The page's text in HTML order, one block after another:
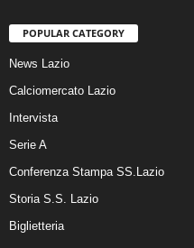
POPULAR CATEGORY
News Lazio
Calciomercato Lazio
Intervista
Serie A
Conferenza Stampa SS.Lazio
Storia S.S. Lazio
Biglietteria